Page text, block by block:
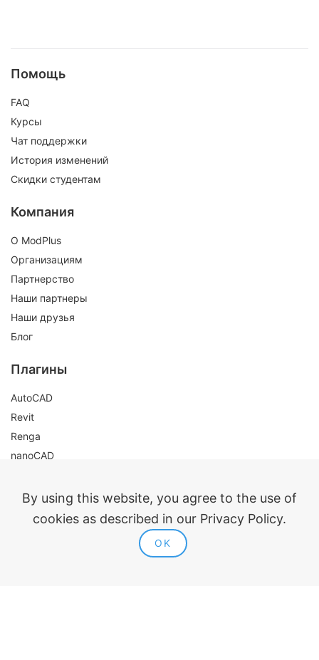
Помощь
FAQ
Курсы
Чат поддержки
История изменений
Скидки студентам
Компания
О ModPlus
Организациям
Партнерство
Наши партнеры
Наши друзья
Блог
Плагины
AutoCAD
Revit
Renga
nanoCAD
Публичная оферта
Политика конфиденциальности
Согласие на обработку персональных данных
By using this website, you agree to the use of
cookies as described in our Privacy Policy.
OK